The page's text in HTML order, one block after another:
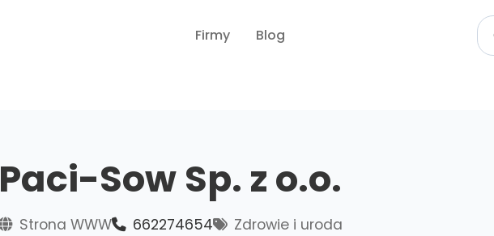
Firmy Blog
Paci-Sow Sp. z o.o.
Strona WWW 662274654 Zdrowie i uroda